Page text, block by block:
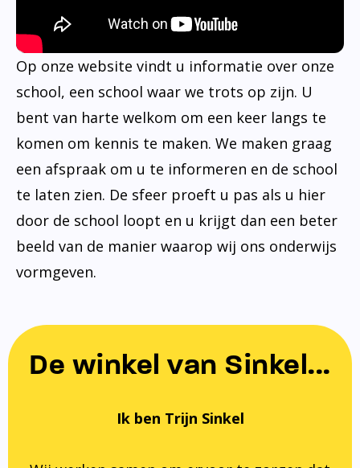
Op onze website vindt u informatie over onze
school, een school waar we trots op zijn. U
bent van harte welkom om een keer langs te
komen om kennis te maken. We maken graag
een afspraak om u te informeren en de school
te laten zien. De sfeer proeft u pas als u hier
door de school loopt en u krijgt dan een beter
beeld van de manier waarop wij ons onderwijs
vormgeven.
De winkel van Sinkel...
Ik ben Trijn Sinkel